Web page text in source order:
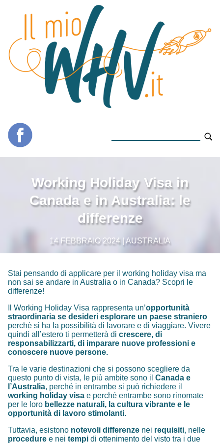
Working Holiday Visa in
Canada e in Australia: le
differenze
14 FEBBRAIO 2024 | AUSTRALIA
Stai pensando di applicare per il working holiday visa ma
non sai se andare in Australia o in Canada? Scopri le
differenze!
Il Working Holiday Visa rappresenta un’opportunità
straordinaria se desideri esplorare un paese straniero
perchè si ha la possibilità di lavorare e di viaggiare. Vivere
quindi all’estero ti permetterà di crescere, di
responsabilizzarti, di imparare nuove professioni e
conoscere nuove persone.
Tra le varie destinazioni che si possono scegliere da
questo punto di vista, le più ambite sono il Canada e
l’Australia, perché in entrambe si può richiedere il
working holiday visa e perché entrambe sono rinomate
per le loro bellezze naturali, la cultura vibrante e le
opportunità di lavoro stimolanti.
Tuttavia, esistono notevoli differenze nei requisiti, nelle
procedure e nei tempi di ottenimento del visto tra i due